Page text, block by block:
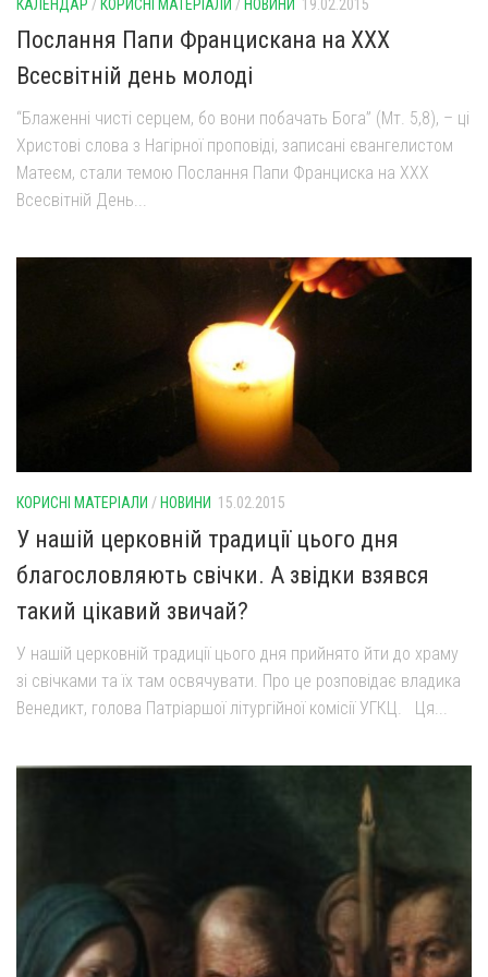
КАЛЕНДАР / КОРИСНІ МАТЕРІАЛИ / НОВИНИ 19.02.2015
Послання Папи Францискана на ХХХ
Всесвітній день молоді
“Блаженні чисті серцем, бо вони побачать Бога” (Мт. 5,8), – ці
Христові слова з Нагірної проповіді, записані євангелистом
Матеєм, стали темою Послання Папи Франциска на ХХХ
Всесвітній День...
КОРИСНІ МАТЕРІАЛИ / НОВИНИ 15.02.2015
У нашій церковній традиції цього дня
благословляють свічки. А звідки взявся
такий цікавий звичай?
У нашій церковній традиції цього дня прийнято йти до храму
зі свічками та їх там освячувати. Про це розповідає владика
Венедикт, голова Патріаршої літургійної комісії УГКЦ. Ця...